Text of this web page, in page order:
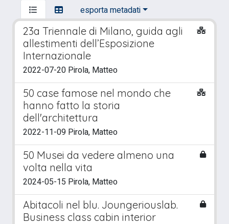
esporta metadati
23a Triennale di Milano, guida agli
allestimenti dell’Esposizione
Internazionale
2022-07-20 Pirola, Matteo
50 case famose nel mondo che
hanno fatto la storia
dell'architettura
2022-11-09 Pirola, Matteo
50 Musei da vedere almeno una
volta nella vita
2024-05-15 Pirola, Matteo
Abitacoli nel blu. Joungeriouslab.
Business class cabin interior